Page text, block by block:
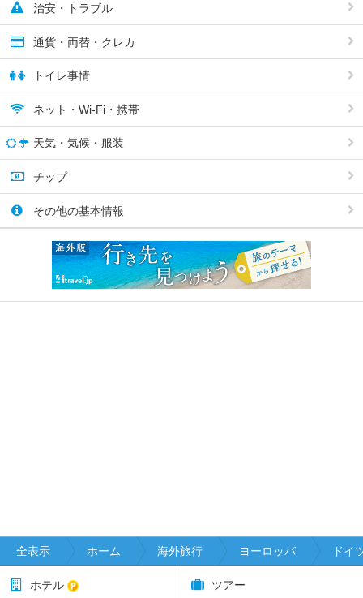
治安・トラブル
通貨・両替・クレカ
トイレ事情
ネット・Wi-Fi・携帯
天気・気候・服装
チップ
その他の基本情報
全表示 ホーム 海外旅行 ヨーロッパ ドイ
ホテル ツアー